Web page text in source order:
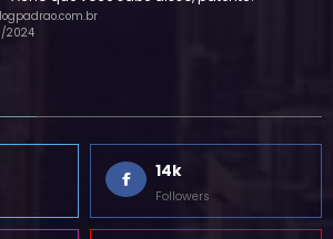
Acho que você sabe disso, patente?
14k
Followers